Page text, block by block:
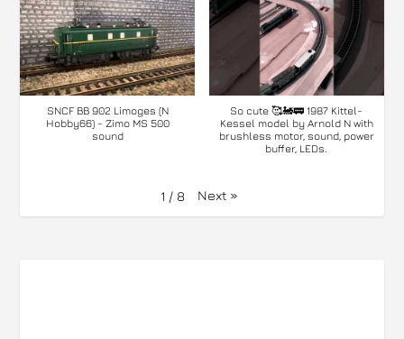
SNCF BB 902 Limoges (N
Hobby66) - Zimo MS 500
sound
So cute 🥰🚂🚃 1987 Kittel-
Kessel model by Arnold N with
brushless motor, sound, power
buffer, LEDs.
1 / 8 Next »